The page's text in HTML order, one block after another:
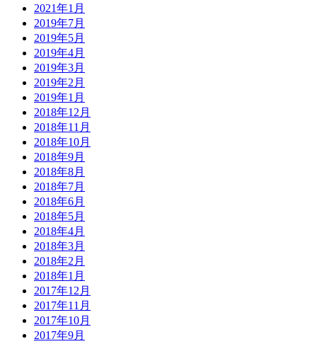
2021年1月
2019年7月
2019年5月
2019年4月
2019年3月
2019年2月
2019年1月
2018年12月
2018年11月
2018年10月
2018年9月
2018年8月
2018年7月
2018年6月
2018年5月
2018年4月
2018年3月
2018年2月
2018年1月
2017年12月
2017年11月
2017年10月
2017年9月